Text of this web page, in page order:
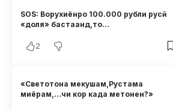
SOS: Ворухиёнро 100.000 рубли русӣ
«доля» бастаанд,то…
2
«Светотона мекушам,Рустама
миёрам,…чи кор када метонен?»